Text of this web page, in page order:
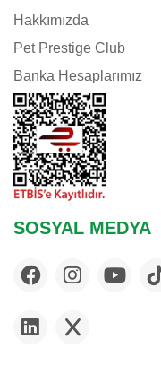
Hakkımızda
Pet Prestige Club
Banka Hesaplarımız
SOSYAL MEDYA